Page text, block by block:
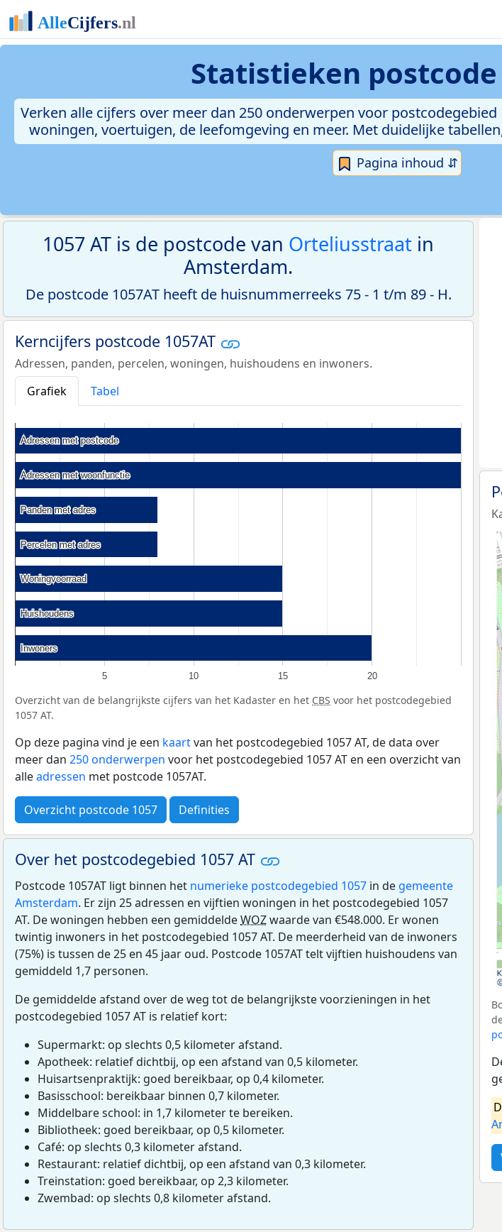
Statistieken postcode
Verken alle cijfers over meer dan 250 onderwerpen voor postcodegebied
woningen, voertuigen, de leefomgeving en meer. Met duidelijke
Pagina inhoud ⇵
1057 AT is de postcode van Orteliusstraat in
Amsterdam.
De postcode 1057AT heeft de huisnummerreeks 75 - 1 t/m 89 - H.
Kerncijfers postcode 1057AT
Adressen, panden, percelen, woningen, huishoudens en inwoners.
Grafiek
Tabel
5 10 15 20
Adressen met postcode
Adressen met postcode
Adressen met woonfunctie
Adressen met woonfunctie
Panden met adres
Panden met adres
Percelen met adres
Percelen met adres
Woningvoorraad
Woningvoorraad
Huishoudens
Huishoudens
Inwoners
Inwoners
Overzicht van de belangrijkste cijfers van het Kadaster en het CBS voor het postcodegebied
1057 AT.
Op deze pagina vind je een kaartvan het postcodegebied 1057 AT, de data over
meer dan 250 onderwerpen voor het postcodegebied 1057 AT en een overzicht van
alleadressen met postcode 1057AT.
Overzicht postcode 1057 Definities
Over het postcodegebied 1057 AT
Postcode 1057AT ligt binnen het numerieke postcodegebied 1057 in de gemeente
Amsterdam. Er zijn 25 adressen en vijftien woningen in het postcodegebied 1057
AT. De woningen hebben een gemiddeldeWOZwaarde van €548.000. Er wonen
twintig inwoners in het postcodegebied 1057 AT. De meerderheid van de inwoners
(75%) is tussen de 25 en 45 jaar oud. Postcode 1057AT telt vijftien huishoudens van
gemiddeld 1,7 personen.
De gemiddelde afstand over de weg tot de belangrijkste voorzieningen in het
postcodegebied 1057 AT is relatief kort:
Supermarkt: op slechts 0,5 kilometer afstand.
Apotheek: relatief dichtbij, op een afstand van 0,5 kilometer.
Huisartsenpraktijk: goed bereikbaar, op 0,4 kilometer.
Basisschool: bereikbaar binnen 0,7 kilometer.
Middelbare school: in 1,7 kilometer te bereiken.
Bibliotheek: goed bereikbaar, op 0,5 kilometer.
Café: op slechts 0,3 kilometer afstand.
Restaurant: relatief dichtbij, op een afstand van 0,3 kilometer.
Treinstation: goed bereikbaar, op 2,3 kilometer.
Zwembad: op slechts 0,8 kilometer afstand.